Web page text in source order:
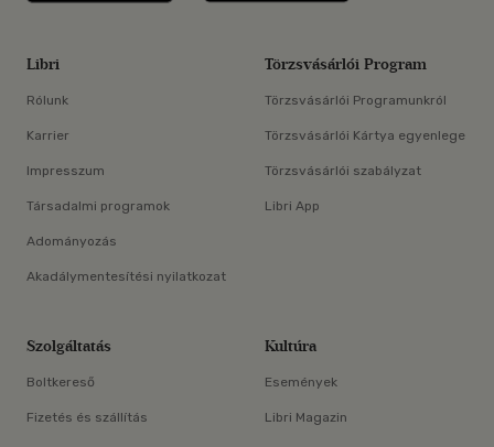
Libri
Rólunk
Karrier
Impresszum
Társadalmi programok
Adományozás
Akadálymentesítési nyilatkozat
Törzsvásárlói Program
Törzsvásárlói Programunkról
Törzsvásárlói Kártya egyenlege
Törzsvásárlói szabályzat
Libri App
Szolgáltatás
Boltkereső
Fizetés és szállítás
Kultúra
Események
Libri Magazin